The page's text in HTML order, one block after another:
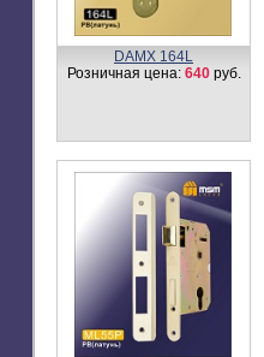
Ручка скоба B418
Розничная цена: 900руб.